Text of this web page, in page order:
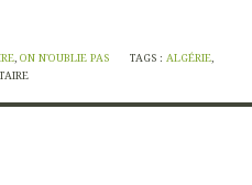
, ON N'OUBLIE PAS TAGS : ALGÉRIE,